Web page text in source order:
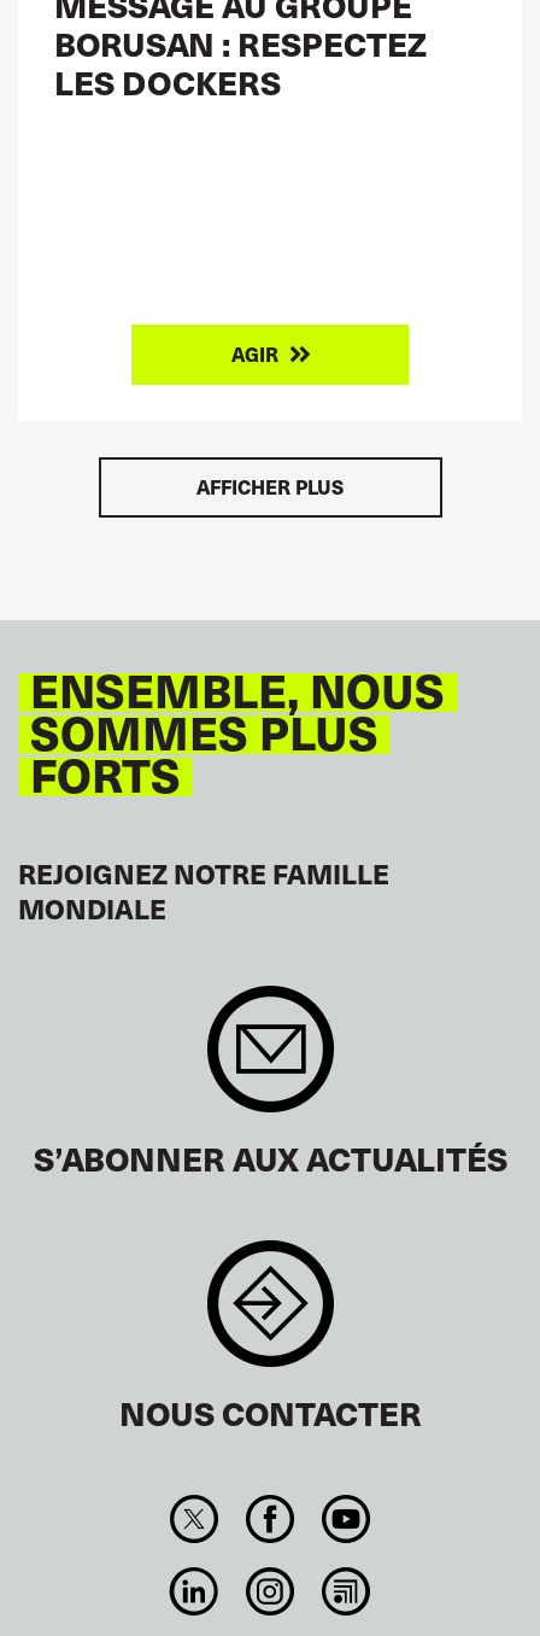
BORUSAN : RESPECTEZ
LES DOCKERS
AGIR
AFFICHER PLUS
ENSEMBLE, NOUS
SOMMES PLUS
FORTS
REJOIGNEZ NOTRE FAMILLE
MONDIALE
S’ABONNER AUX ACTUALITÉS
NOUS CONTACTER